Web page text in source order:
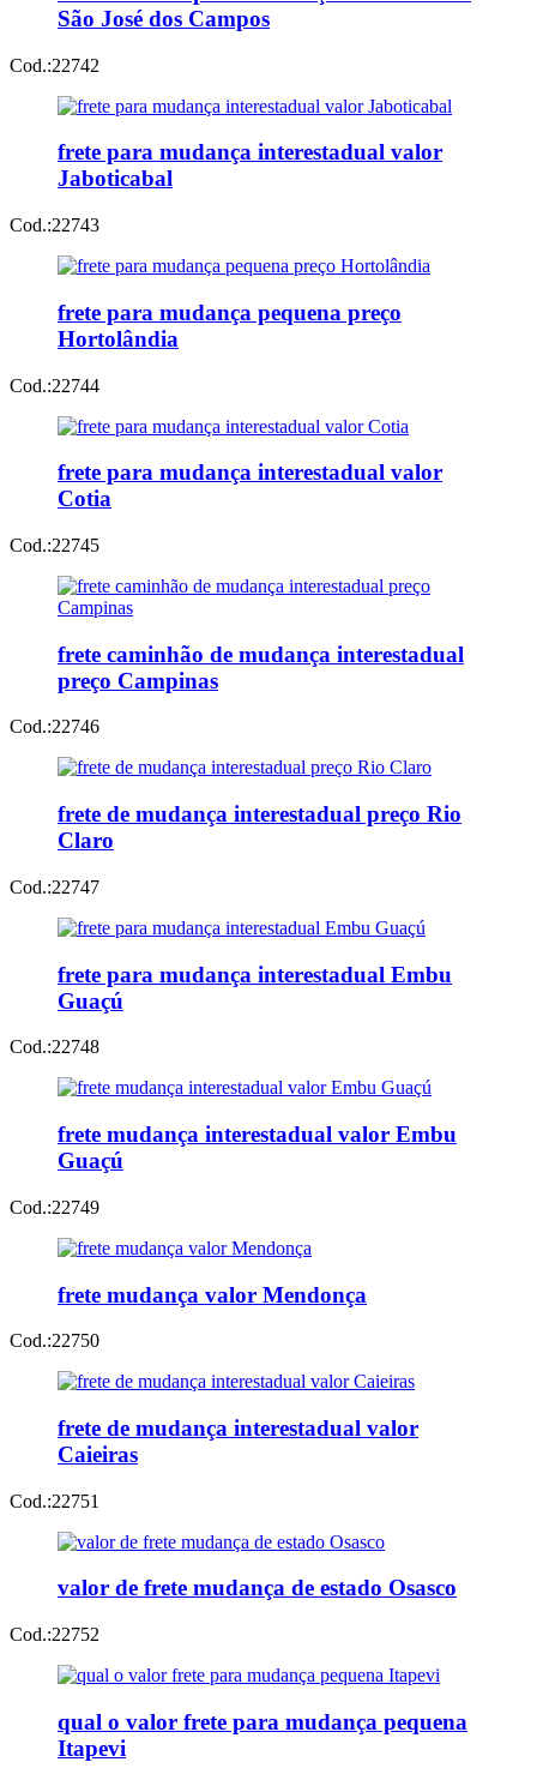
São José dos Campos
Cod.:22742
frete para mudança interestadual valor
Jaboticabal
Cod.:22743
frete para mudança pequena preço
Hortolândia
Cod.:22744
frete para mudança interestadual valor
Cotia
Cod.:22745
frete caminhão de mudança interestadual
preço Campinas
Cod.:22746
frete de mudança interestadual preço Rio
Claro
Cod.:22747
frete para mudança interestadual Embu
Guaçú
Cod.:22748
frete mudança interestadual valor Embu
Guaçú
Cod.:22749
frete mudança valor Mendonça
Cod.:22750
frete de mudança interestadual valor
Caieiras
Cod.:22751
valor de frete mudança de estado Osasco
Cod.:22752
qual o valor frete para mudança pequena
Itapevi